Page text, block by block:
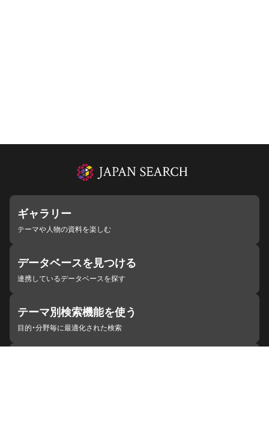
ギャラリー
テーマや人物の資料を楽しむ
データベースを見つける
連携しているデータベースを探す
テーマ別検索機能を使う
目的・分野毎に最適化された検索